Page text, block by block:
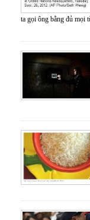
ta gọi ông bằng đủ mọi